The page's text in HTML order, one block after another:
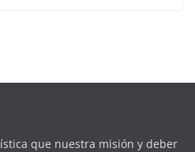
que nuestra misión y deber